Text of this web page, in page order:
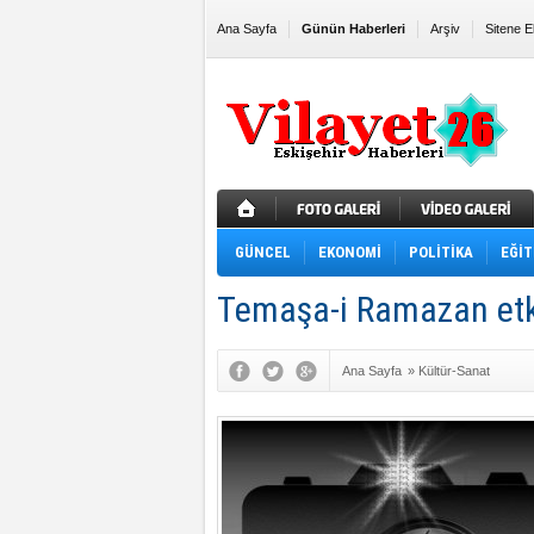
Ana Sayfa Günün Haberleri Arşiv Sitene
GÜNCEL EKONOMİ POLİTİKA
Temaşa-i Ramazan
Ana Sayfa » Kültür-Sanat